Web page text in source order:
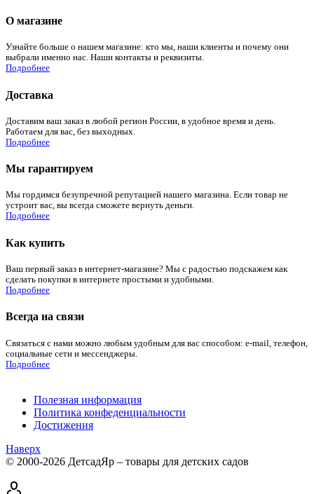
О магазине
Узнайте больше о нашем магазине: кто мы, наши клиенты и почему они
выбрали именно нас. Наши контакты и реквизиты.
Подробнее
Доставка
Доставим ваш заказ в любой регион России, в удобное время и день.
Работаем для вас, без выходных.
Подробнее
Мы гарантируем
Мы гордимся безупречной репутацией нашего магазина. Если товар не
устроит вас, вы всегда сможете вернуть деньги.
Подробнее
Как купить
Ваш первый заказ в интернет-магазине? Мы с радостью подскажем как
сделать покупки в интернете простыми и удобными.
Подробнее
Всегда на связи
Связаться с нами можно любым удобным для вас способом: e-mail, телефон,
социальные сети и мессенджеры.
Подробнее
Полезная информация
Политика конфеденциальности
Достижения
Наверх
© 2000-2026 ДетсадЯр – товары для детских садов